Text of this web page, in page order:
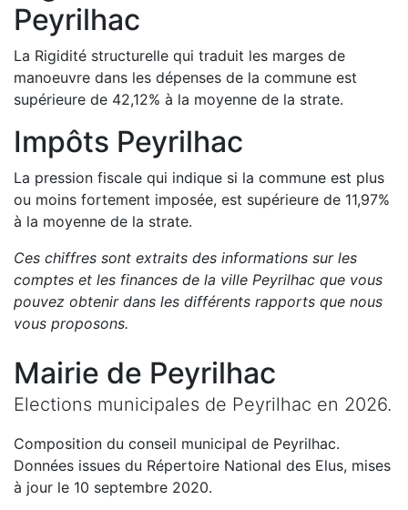
Peyrilhac
La Rigidité structurelle qui traduit les marges de
manoeuvre dans les dépenses de la commune est
supérieure de 42,12% à la moyenne de la strate.
Impôts Peyrilhac
La pression fiscale qui indique si la commune est plus
ou moins fortement imposée, est supérieure de 11,97%
à la moyenne de la strate.
Ces chiffres sont extraits des informations sur les
comptes et les finances de la ville Peyrilhac que vous
pouvez obtenir dans les différents rapports que nous
vous proposons.
Mairie de Peyrilhac
Elections municipales de Peyrilhac en 2026.
Composition du conseil municipal de Peyrilhac.
Données issues du Répertoire National des Elus, mises
à jour le 10 septembre 2020.